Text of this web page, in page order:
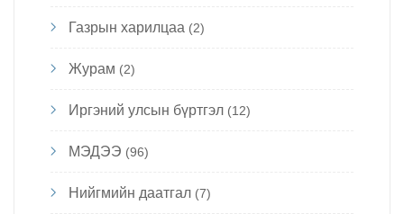
Газрын харилцаа (2)
Журам (2)
Иргэний улсын бүртгэл (12)
МЭДЭЭ (96)
Нийгмийн даатгал (7)